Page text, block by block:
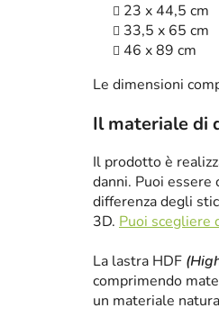
23 x 44,5 cm
33,5 x 65 cm
46 x 89 cm
Le dimensioni
Il materiale di
Il prodotto è
danni. Puoi
differenza degli
3D. Puoi scegliere
La lastra HDF
comprimendo
un materiale